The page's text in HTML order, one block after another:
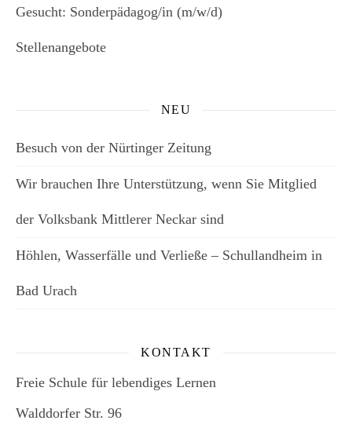
Gesucht: Sonderpädagog/in (m/w/d)
Stellenangebote
NEU
Besuch von der Nürtinger Zeitung
Wir brauchen Ihre Unterstützung, wenn Sie Mitglied
der Volksbank Mittlerer Neckar sind
Höhlen, Wasserfälle und Verließe – Schullandheim in
Bad Urach
KONTAKT
Freie Schule für lebendiges Lernen
Walddorfer Str. 96